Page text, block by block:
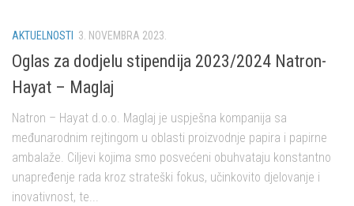
AKTUELNOSTI 3. NOVEMBRA 2023.
Oglas za dodjelu stipendija 2023/2024 Natron-
Hayat – Maglaj
Natron – Hayat d.o.o. Maglaj je uspješna kompanija sa
međunarodnim rejtingom u oblasti proizvodnje papira i papirne
ambalaže. Ciljevi kojima smo posvećeni obuhvataju konstantno
unapređenje rada kroz strateški fokus, učinkovito djelovanje i
inovativnost, te...